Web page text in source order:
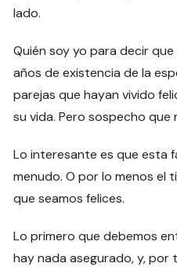
lado.
Quién soy yo para decir
años de existencia de la
parejas que hayan vivido
su vida. Pero sospecho que
Lo interesante es que esta
menudo. O por lo menos el
que seamos felices.
Lo primero que debemos
hay nada asegurado, y, por